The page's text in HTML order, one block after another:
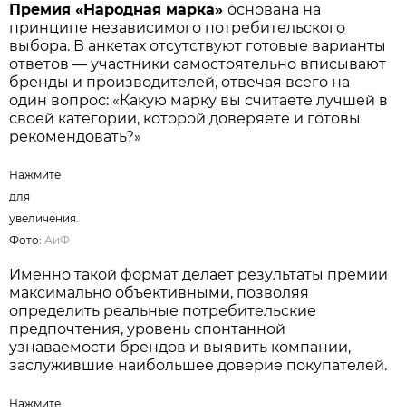
Премия «Народная марка»основана на
принципе независимого потребительского
выбора. В анкетах отсутствуют готовые варианты
ответов — участники самостоятельно вписывают
бренды и производителей, отвечая всего на
один вопрос: «Какую марку вы считаете лучшей в
своей категории, которой доверяете и готовы
рекомендовать?»
Нажмите
для
увеличения.
Фото:АиФ
Именно такой формат делает результаты премии
максимально объективными, позволяя
определить реальные потребительские
предпочтения, уровень спонтанной
узнаваемости брендов и выявить компании,
заслужившие наибольшее доверие покупателей.
Нажмите